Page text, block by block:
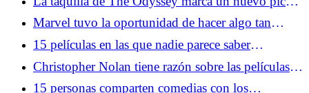
para Nolan, un nuevo mínimo para los
descontentos de las redes sociales
Marvel tuvo la oportunidad de hacer algo tan
divertido con Avengers: Doomsday en SDCC
2026
15 películas en las que nadie parece saber
realmente lo que pasó
Christopher Nolan tiene razón sobre las películas
de terror y es exactamente por eso que debería
15 personas comparten comedias con los